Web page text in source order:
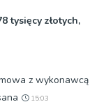
tysięcy złotych,
z wykonawcą
15:03